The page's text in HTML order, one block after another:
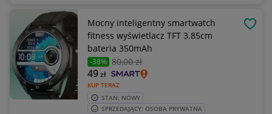
Mocny inteligentny smartwatch
fitness wyświetlacz TFT 3.85cm
bateria 350mAh
-38% 80,00 zł
KUP TERAZ
49zł
STAN: NOWY
SPRZEDAJĄCY: OSOBA PRYWATNA